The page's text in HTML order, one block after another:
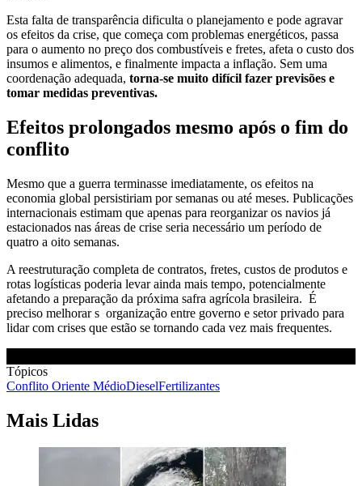
Esta falta de transparência dificulta o planejamento e pode agravar
os efeitos da crise, que começa com problemas energéticos, passa
para o aumento no preço dos combustíveis e fretes, afeta o custo dos
insumos e alimentos, e finalmente impacta a inflação. Sem uma
coordenação adequada, torna-se muito difícil fazer previsões e
tomar medidas preventivas.
Efeitos prolongados mesmo após o fim do
conflito
Mesmo que a guerra terminasse imediatamente, os efeitos na
economia global persistiriam por semanas ou até meses. Publicações
internacionais estimam que apenas para reorganizar os navios já
estacionados nas áreas de crise seria necessário um período de
quatro a oito semanas.
A reestruturação completa de contratos, fretes, custos de produtos e
rotas logísticas poderia levar ainda mais tempo, potencialmente
afetando a preparação da próxima safra agrícola brasileira. É
preciso melhorar s organização entre governo e setor privado para
lidar com crises que estão se tornando cada vez mais frequentes.
Tópicos
Conflito Oriente MédioDieselFertilizantes
Mais Lidas